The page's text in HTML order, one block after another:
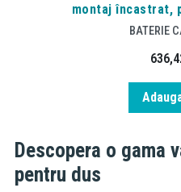
montaj încastrat,
BATERIE
Descopera o gama
pentru dus